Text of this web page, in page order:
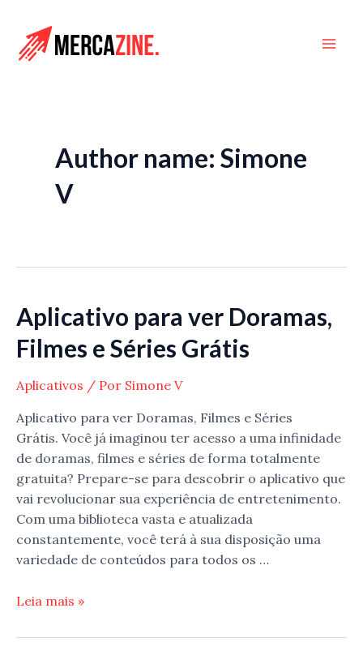
para
Author name: Simone
V
Aplicativo para ver Doramas,
Filmes e Séries Grátis
Aplicativos / Por Simone V
Aplicativo para ver Doramas, Filmes e Séries
Grátis. Você já imaginou ter acesso a uma infinidade
de doramas, filmes e séries de forma totalmente
gratuita? Prepare-se para descobrir o aplicativo que
vai revolucionar sua experiência de entretenimento.
Com uma biblioteca vasta e atualizada
constantemente, você terá à sua disposição uma
variedade de conteúdos para todos os …
Aplicativo
ver
Leia mais »